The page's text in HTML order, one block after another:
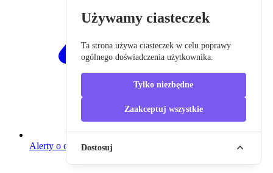
Alerty o ofertach
Używamy ciasteczek
Ta strona używa ciasteczek w celu poprawy
ogólnego doświadczenia użytkownika.
Tylko niezbędne
Zaakceptuj wszystkie
Dostosuj